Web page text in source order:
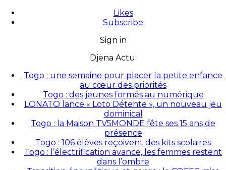
Likes
Subscribe
Sign in
Djena Actu.
Togo : une semaine pour placer la petite enfance
au cœur des priorités
Togo : des jeunes formés au numérique
LONATO lance « Loto Détente », un nouveau jeu
dominical
Togo : la Maison TV5MONDE fête ses 15 ans de
présence
Togo : 106 élèves reçoivent des kits scolaires
Togo : l’électrification avance, les femmes restent
dans l’ombre